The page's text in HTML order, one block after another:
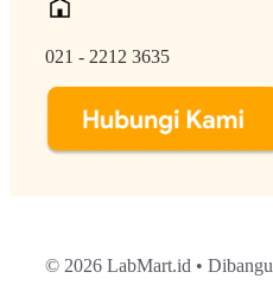
021 - 2212 3635
© 2026 LabMart.id •